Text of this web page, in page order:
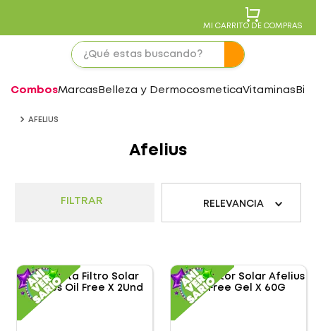
MI CARRITO DE COMPRAS
CombosMarcas Belleza y DermocosmeticaVitaminas
AFELIUS
Afelius
FILTRAR RELEVANCIA